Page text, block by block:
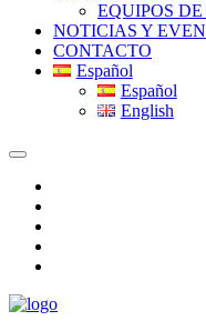
EQUIPOS
NOTICIAS Y
CONTACTO
Español
Español
English